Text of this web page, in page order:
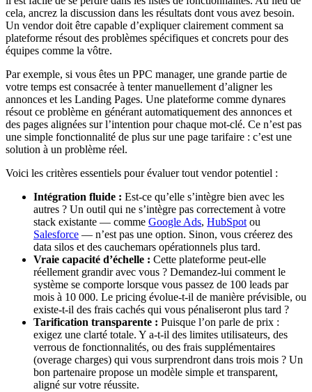
cela, ancrez la discussion dans les résultats dont vous avez besoin.
Un vendor doit être capable d’expliquer clairement comment sa
plateforme résout des problèmes spécifiques et concrets pour des
équipes comme la vôtre.
Par exemple, si vous êtes un PPC manager, une grande partie de
votre temps est consacrée à tenter manuellement d’aligner les
annonces et les Landing Pages. Une plateforme comme dynares
résout ce problème en générant automatiquement des annonces et
des pages alignées sur l’intention pour chaque mot-clé. Ce n’est pas
une simple fonctionnalité de plus sur une page tarifaire : c’est une
solution à un problème réel.
Voici les critères essentiels pour évaluer tout vendor potentiel :
Intégration fluide : Est-ce qu’elle s’intègre bien avec les
autres ? Un outil qui ne s’intègre pas correctement à votre
stack existante — comme Google Ads, HubSpot ou
Salesforce — n’est pas une option. Sinon, vous créerez des
data silos et des cauchemars opérationnels plus tard.
Vraie capacité d’échelle : Cette plateforme peut-elle
réellement grandir avec vous ? Demandez-lui comment le
système se comporte lorsque vous passez de 100 leads par
mois à 10 000. Le pricing évolue-t-il de manière prévisible, ou
existe-t-il des frais cachés qui vous pénaliseront plus tard ?
Tarification transparente : Puisque l’on parle de prix :
exigez une clarté totale. Y a-t-il des limites utilisateurs, des
verrous de fonctionnalités, ou des frais supplémentaires
(overage charges) qui vous surprendront dans trois mois ? Un
bon partenaire propose un modèle simple et transparent,
aligné sur votre réussite.